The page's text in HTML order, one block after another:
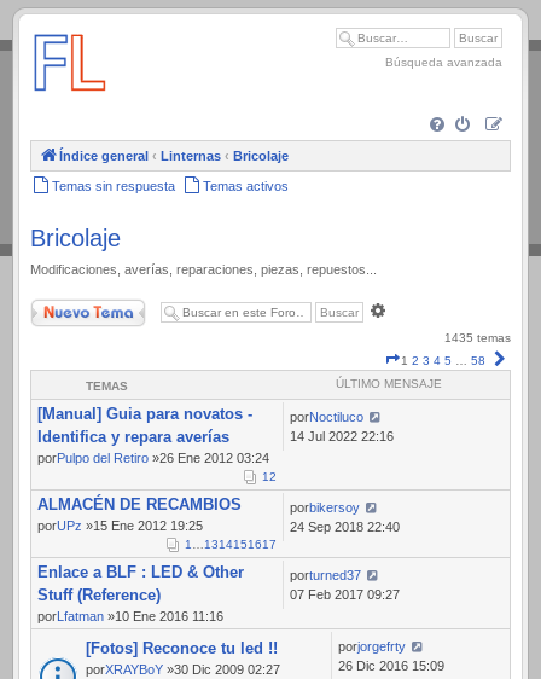
.
Búsqueda avanzada
Índice general ‹ Linternas ‹ Bricolaje
Temas sin respuesta Temas activos
Bricolaje
Modificaciones, averías, reparaciones, piezas, repuestos...
Nuevo Tema
1435 temas
Página
1
1 2 3 4 5 … 58
TEMAS ÚLTIMO MENSAJE
[Manual] Guia para novatos -
Identifica y repara averías
porPulpo del Retiro »26 Ene 2012 03:24
12
porNoctiluco
14 Jul 2022 22:16
ALMACÉN DE RECAMBIOS
porUPz »15 Ene 2012 19:25
1…1314151617
porbikersoy
24 Sep 2018 22:40
Enlace a BLF : LED & Other
Stuff (Reference)
por Lfatman »10 Ene 2016 11:16
porturned37
07 Feb 2017 09:27
[Fotos] Reconoce tu led !!
porXRAYBoY »30 Dic 2009 02:27
porjorgefrty
26 Dic 2016 15:09